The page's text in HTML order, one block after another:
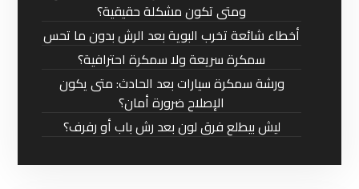
ومتى تكون مشكلة حقيقية؟
أخطاء شائعة تخرب البوية بعد الرش بدون ما تحس
سمكرة سريعة ولا سمكرة احترافية؟
ورشة سمكرة سيارات بعد الحادث: متى يكون
الإصلاح ضرورة أمان؟
ليش بيطلع فرق لون بعد رش باب أو رفرف؟